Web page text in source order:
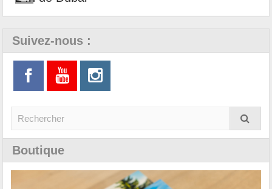
Suivez-nous :
Boutique